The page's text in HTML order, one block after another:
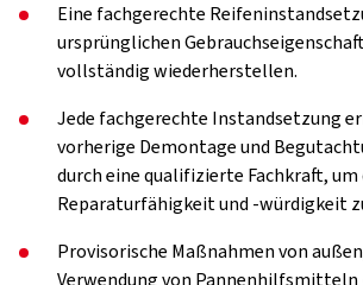
Eine fachgerechte
ursprünglichen
vollständig wiederherstellen.
Jede fachgerechte Instandsetzung
vorherige Demontage und
durch eine qualifizierte Fachkraft, um
Reparaturfähigkeit und -würdigkeit
Provisorische Maßnahmen von